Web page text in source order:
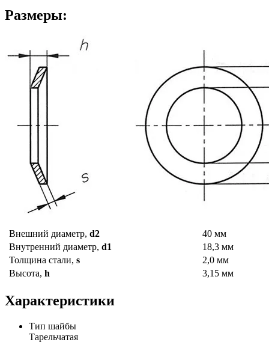
Размеры:
Внешний диаметр, d2
40 мм
Внутренний диаметр, d1
18,3 мм
Толщина стали, s
2,0 мм
Высота, h 3,15 мм
Характеристики
Тип шайбы
Тарельчатая